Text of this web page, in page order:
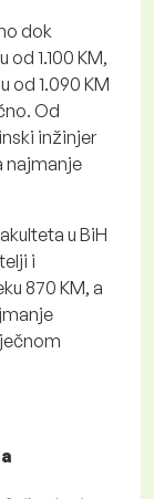
dok
1.100 KM,
od 1.090 KM
Od
inžinjer
najmanje
u BiH
i
870 KM, a